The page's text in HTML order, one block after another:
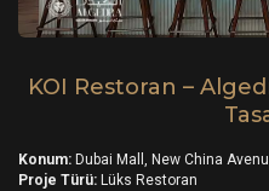
KOI Restoran –
Konum: Dubai Mall, New China
Proje Türü: Lüks Restoran